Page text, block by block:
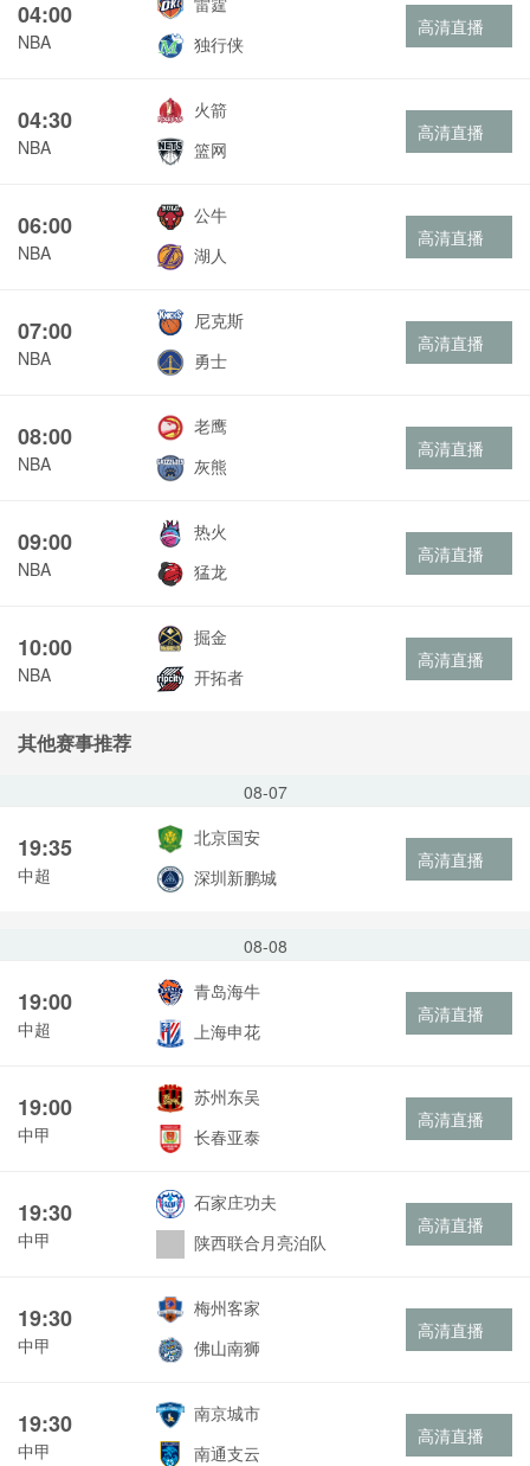
04:00
NBA
独行侠
高清直播
04:30
NBA
火箭
篮网
高清直播
06:00
NBA
公牛
湖人
高清直播
07:00
NBA
尼克斯
勇士
高清直播
08:00
NBA
老鹰
灰熊
高清直播
09:00
NBA
热火
猛龙
高清直播
10:00
NBA
掘金
开拓者
高清直播
其他赛事推荐
08-07
19:35
中超
北京国安
深圳新鹏城
高清直播
08-08
19:00
中超
青岛海牛
上海申花
高清直播
19:00
中甲
苏州东吴
长春亚泰
高清直播
19:30
中甲
石家庄功夫
陕西联合月亮泊队
高清直播
19:30
中甲
梅州客家
佛山南狮
高清直播
19:30
中甲
南京城市
南通支云
高清直播